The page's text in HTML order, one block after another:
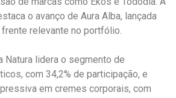
o avanço de Aura Alba, lançada
relevante no portfólio.
Natura lidera o segmento de
com 34,2% de participação, e
em cremes corporais, com